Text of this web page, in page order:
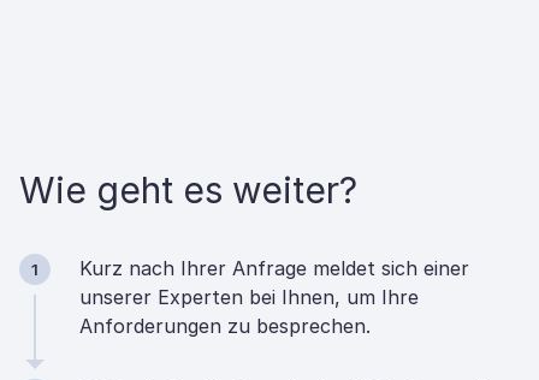
Wie geht es weiter?
1
Kurz nach Ihrer Anfrage meldet sich einer
unserer Experten bei Ihnen, um Ihre
Anforderungen zu besprechen.